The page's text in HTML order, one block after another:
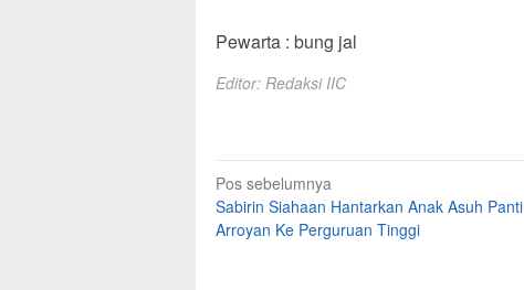
Pewarta : bung jal
Editor: Redaksi IIC
Navigasi
pos
Pos sebelumnya
Sabirin Siahaan Hantarkan Anak Asuh Panti
Arroyan Ke Perguruan Tinggi